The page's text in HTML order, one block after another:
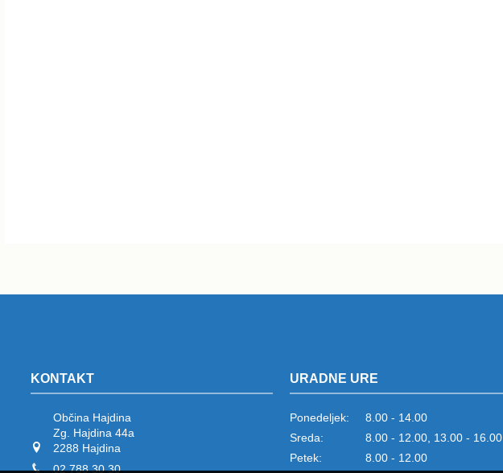
KONTAKT
Občina Hajdina
Zg. Hajdina 44a
2288 Hajdina
02 788 30 30
URADNE URE
Ponedeljek:
8.00 - 14.00
Sreda:
8.00 - 12.00, 13.00 - 16.00
Petek:
8.00 - 12.00